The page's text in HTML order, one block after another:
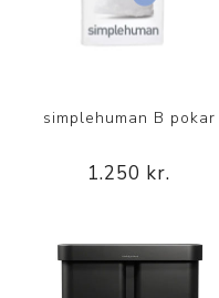
simplehuman B pokar
1.250 kr.